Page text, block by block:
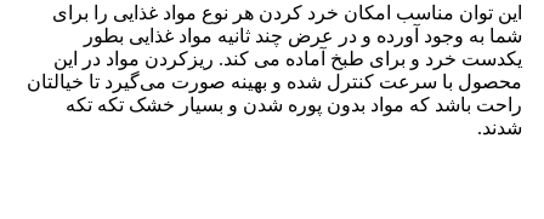
این توان مناسب امکان خرد کردن هر نوع مواد غذایی را برای
شما به وجود آورده و در عرض چند ثانیه مواد غذایی بطور
یکدست خرد و برای طبخ آماده می کند. ریزکردن مواد در این
محصول با سرعت کنترل شده و بهینه‌ صورت می‌گیرد تا خیالتان
راحت باشد که مواد بدون پوره شدن و بسیار خشک تکه تکه
شدند.